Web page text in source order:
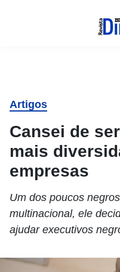
Artigos
Cansei de
mais
empresas
Um dos poucos
multinacional, ele
ajudar executivos